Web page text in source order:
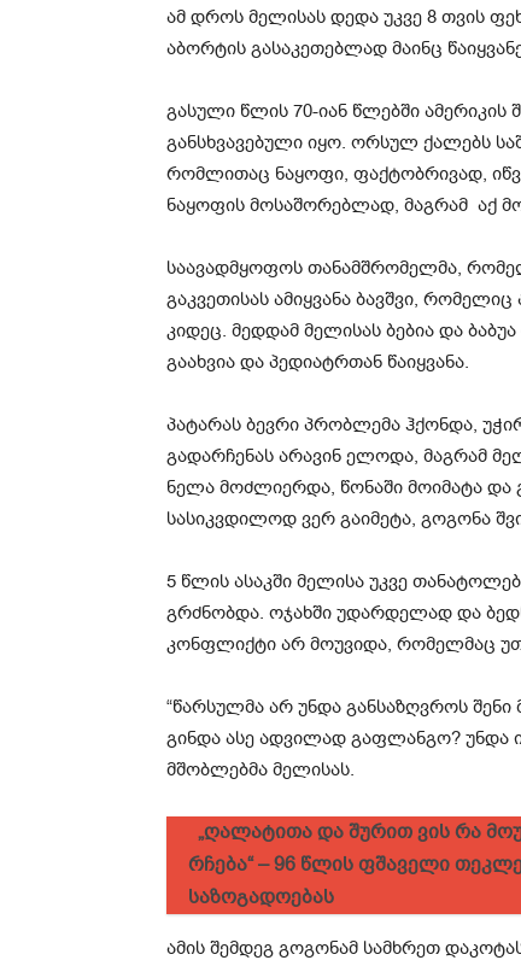
ამ დროს მელისას დედა უკვე 8 თვის
აბორტის გასაკეთებლად მაინც
გასული წლის 70-იან წლებში ამერიკის
განსხვავებული იყო. ორსულ ქალებს
რომლითაც ნაყოფი, ფაქტობრივად,
ნაყოფის მოსაშორებლად, მაგრამ აქ
საავადმყოფოს თანამშრომელმა,
გაკვეთისას ამიყვანა ბავშვი,
კიდეც. მედდამ მელისას ბებია და
გაახვია და პედიატრთან წაიყვანა.
პატარას ბევრი პრობლემა ჰქონდა,
გადარჩენას არავინ ელოდა, მაგრამ
ნელა მოძლიერდა, წონაში მოიმატა
სასიკვდილოდ ვერ გაიმეტა, გოგონა
5 წლის ასაკში მელისა უკვე
გრძნობდა. ოჯახში უდარდელად და
კონფლიქტი არ მოუვიდა, რომელმაც
“წარსულმა არ უნდა განსაზღვროს
გინდა ასე ადვილად გაფლანგო? უნდა
მშობლებმა მელისას.
„ღალატითა და შურით ვის რა
რჩება“ – 96 წლის ფშაველი
საზოგადოებას
ამის შემდეგ გოგონამ სამხრეთ